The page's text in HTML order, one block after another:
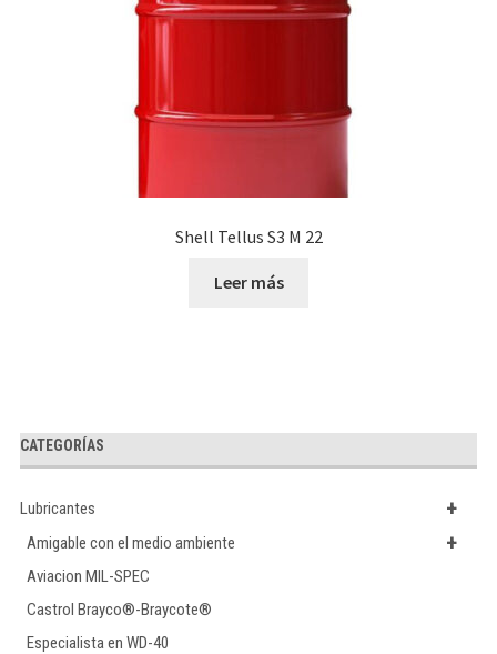
Shell Tellus S3 M 22
Leer más
CATEGORÍAS
+
Lubricantes
+
Amigable con el medio ambiente
Aviacion MIL-SPEC
Castrol Brayco®-Braycote®
Especialista en WD-40